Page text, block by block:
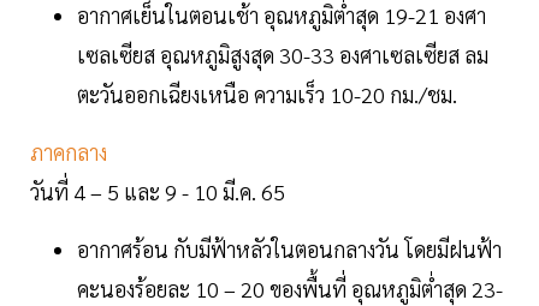
อากาศเย็นในตอนเช้า อุณหภูมิต่ำสุด 19-21 องศา
เซลเซียส อุณหภูมิสูงสุด 30-33 องศาเซลเซียส ลม
ตะวันออกเฉียงเหนือ ความเร็ว 10-20 กม./ชม.
ภาคกลาง
วันที่ 4 – 5 และ 9 - 10 มี.ค. 65
อากาศร้อน กับมีฟ้าหลัวในตอนกลางวัน โดยมีฝนฟ้า
คะนองร้อยละ 10 – 20 ของพื้นที่ อุณหภูมิต่ำสุด 23-